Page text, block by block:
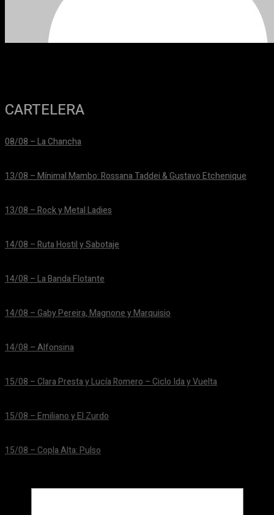
CARTELERA
08/08 – La Chancha
13/08 – Mínimal Mambo: Rossana Taddei & Gustavo Etchenique
13/08 – Rock y Metal Ladies
14/08 – Ruta Hostil y Sabotaje
14/08 – La Banda Flotante
14/08 – Gaby Pereira, Magnone y Marquisio
14/08 – Alfonsina
15/08 – Clara Presta y Lucía Romero – Ciclo Ida y Vuelta
15/08 – Emiliano y El Zurdo
15/08 – Copla Alta: Pulso